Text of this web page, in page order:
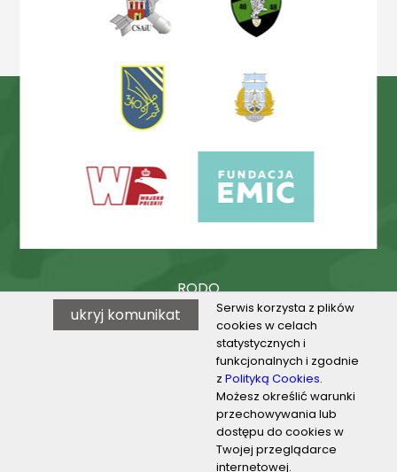
RODO
Procedury
© 2026 VILO w Toruniu
Projektowanie stron Toruń
Serwis korzysta z plików
cookies w celach
statystycznych i
funkcjonalnych i zgodnie
z Polityką Cookies.
Możesz określić warunki
przechowywania lub
dostępu do cookies w
Twojej przeglądarce
internetowej.
ukryj komunikat